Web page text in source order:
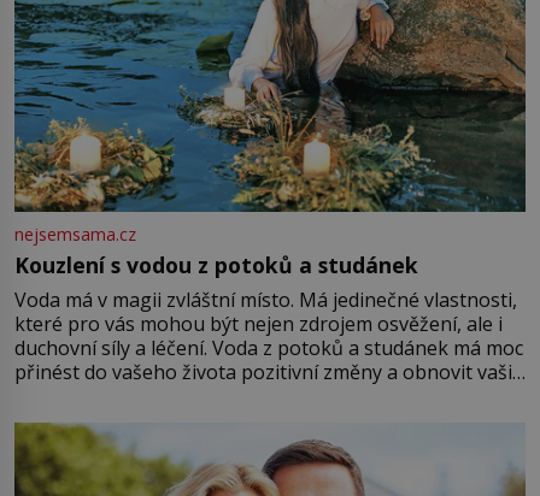
nejsemsama.cz
Kouzlení s vodou z potoků a studánek
Voda má v magii zvláštní místo. Má jedinečné vlastnosti,
které pro vás mohou být nejen zdrojem osvěžení, ale i
duchovní síly a léčení. Voda z potoků a studánek má moc
přinést do vašeho života pozitivní změny a obnovit vaši
můžete obohatit své rituály a přinést do svého života
větší harmonii a klid. Je důležité